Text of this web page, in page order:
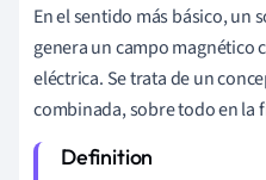
En el sentido más básico, un
genera un campo magnético
eléctrica. Se trata de un
combinada, sobre todo en la